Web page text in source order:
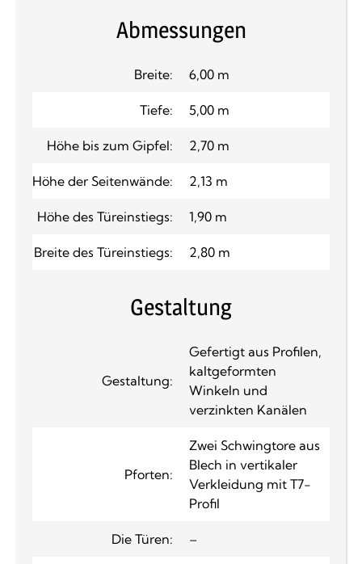
Abmessungen
Breite: 6,00 m
Tiefe: 5,00 m
Höhe bis zum Gipfel: 2,70 m
Höhe der Seitenwände: 2,13 m
Höhe des Türeinstiegs: 1,90 m
Breite des Türeinstiegs: 2,80 m
Gestaltung
Gestaltung:
Gefertigt aus Profilen,
kaltgeformten
Winkeln und
verzinkten Kanälen
Pforten:
Zwei Schwingtore aus
Blech in vertikaler
Verkleidung mit T7-
Profil
Die Türen: –